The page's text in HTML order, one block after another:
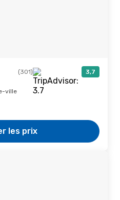
(301) 3,7
ville
les prix